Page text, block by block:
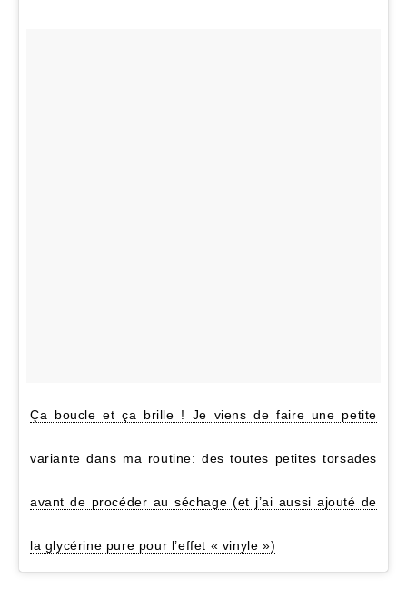
Ça boucle et ça brille ! Je viens de faire une petite
variante dans ma routine: des toutes petites torsades
avant de procéder au séchage (et j’ai aussi ajouté de
la glycérine pure pour l’effet « vinyle »)